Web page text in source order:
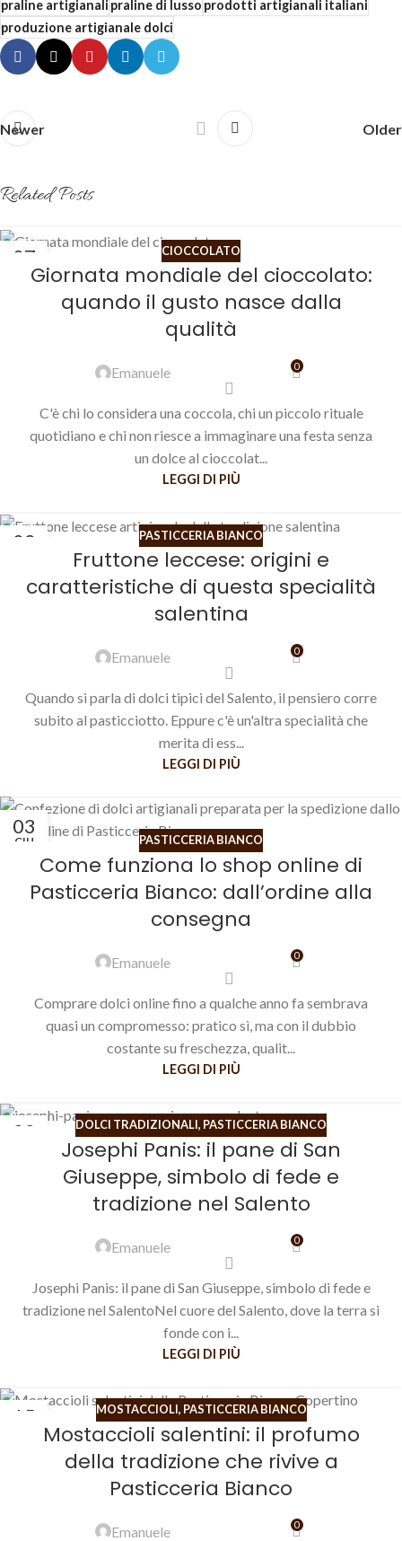
praline artigianalipraline di lussoprodotti artigianali italiani
produzione artigianale dolci
Newer Older
Related Posts
07
LUG
CIOCCOLATO
Giornata mondiale del cioccolato:
quando il gusto nasce dalla
qualità
Emanuele 0
C'è chi lo considera una coccola, chi un piccolo rituale
quotidiano e chi non riesce a immaginare una festa senza
un dolce al cioccolat...
LEGGI DI PIÙ
02 PASTICCERIA BIANCO
Fruttone leccese: origini e
caratteristiche di questa specialità
salentina
Emanuele 0
Quando si parla di dolci tipici del Salento, il pensiero corre
subito al pasticciotto. Eppure c'è un'altra specialità che
merita di ess...
LEGGI DI PIÙ
03
GIU PASTICCERIA BIANCO
Come funziona lo shop online di
Pasticceria Bianco: dall’ordine alla
consegna
Emanuele 0
Comprare dolci online fino a qualche anno fa sembrava
quasi un compromesso: pratico sì, ma con il dubbio
costante su freschezza, qualit...
LEGGI DI PIÙ
22 DOLCI TRADIZIONALI, PASTICCERIA BIANCO
Josephi Panis: il pane di San
Giuseppe, simbolo di fede e
tradizione nel Salento
Emanuele 0
Josephi Panis: il pane di San Giuseppe, simbolo di fede e
tradizione nel SalentoNel cuore del Salento, dove la terra si
fonde con i...
LEGGI DI PIÙ
15 MOSTACCIOLI, PASTICCERIA BIANCO
Mostaccioli salentini: il profumo
della tradizione che rivive a
Pasticceria Bianco
Emanuele 0